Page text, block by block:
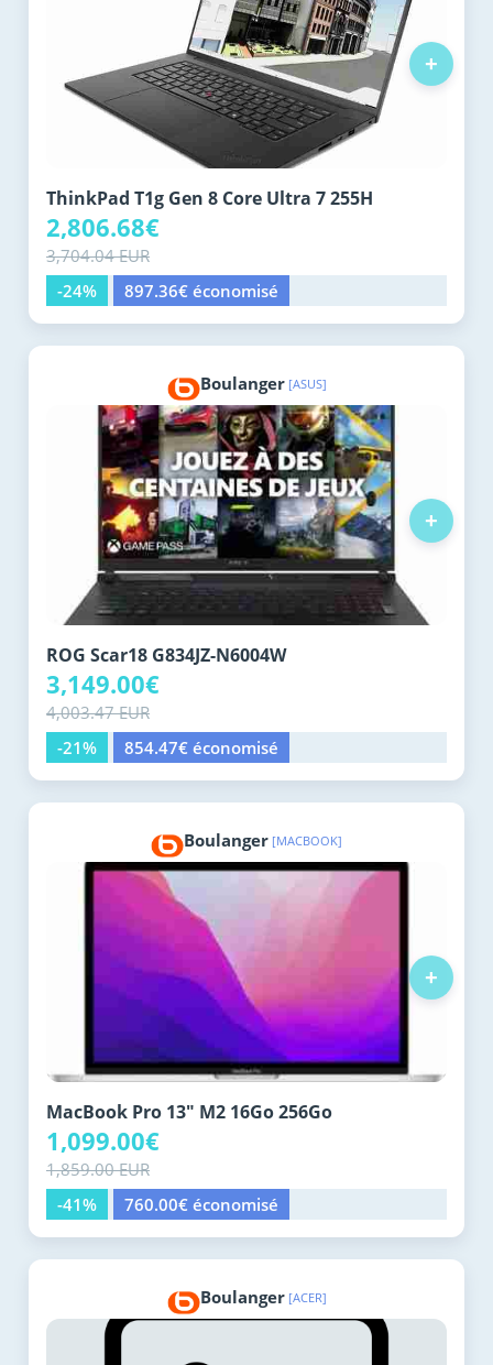
ThinkPad T1g Gen 8 Core Ultra 7 255H
2,806.68€
3,704.04 EUR
-24%
897.36€ économisé
+
Boulanger [ASUS]
ROG Scar18 G834JZ-N6004W
3,149.00€
4,003.47 EUR
-21%
854.47€ économisé
+
Boulanger [MACBOOK]
MacBook Pro 13" M2 16Go 256Go
1,099.00€
1,859.00 EUR
-41%
760.00€ économisé
+
Boulanger [ACER]